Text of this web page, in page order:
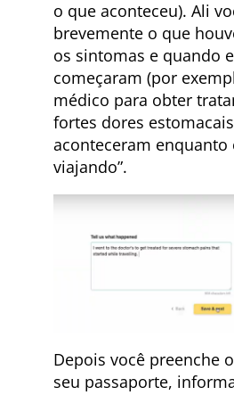
o que aconteceu). Ali
brevemente o que
os sintomas e quando
começaram (por
médico para obter
fortes dores
aconteceram enquanto
viajando”.
Depois você preenche
seu passaporte,